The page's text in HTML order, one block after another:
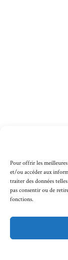
Pour offrir les
et/ou accéder aux
traiter des données
pas consentir ou de
fonctions.